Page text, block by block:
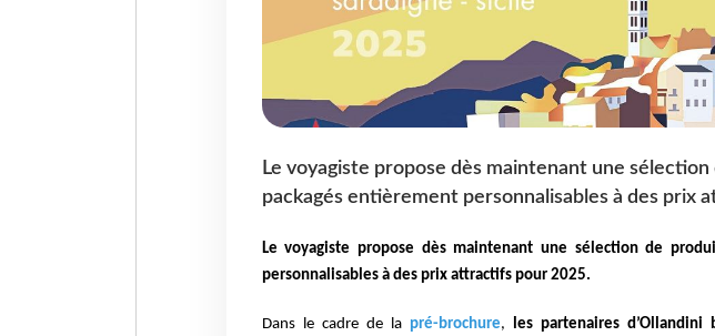
Le voyagiste propose dès maintenant une
packagés entièrement personnalisables à des prix
Le voyagiste propose dès maintenant une sélection de
personnalisablesà des prix attractifs pour 2025.
Dans le cadre de lapré-brochure,
les partenaires